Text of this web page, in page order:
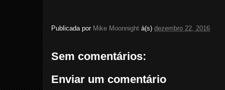
Publicada por Mike Moonnight à(s) dezembro 22, 2016
Sem comentários:
Enviar um comentário